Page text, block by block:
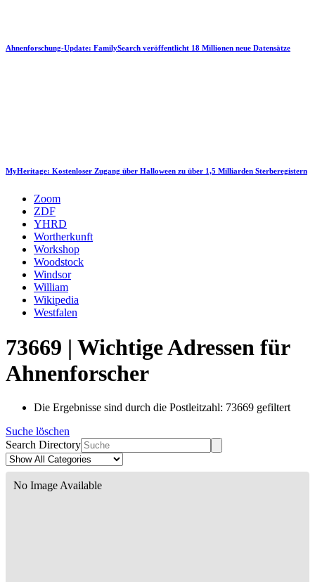
Ahnenforschung-Update: FamilySearch veröffentlicht 18 Millionen neue Datensätze
MyHeritage: Kostenloser Zugang über Halloween zu über 1,5 Milliarden Sterberegistern
Zoom
ZDF
YHRD
Wortherkunft
Workshop
Woodstock
Windsor
William
Wikipedia
Westfalen
73669 | Wichtige Adressen für
Ahnenforscher
Die Ergebnisse sind durch die Postleitzahl: 73669 gefiltert
Suche löschen
Search Directory
No Image Available